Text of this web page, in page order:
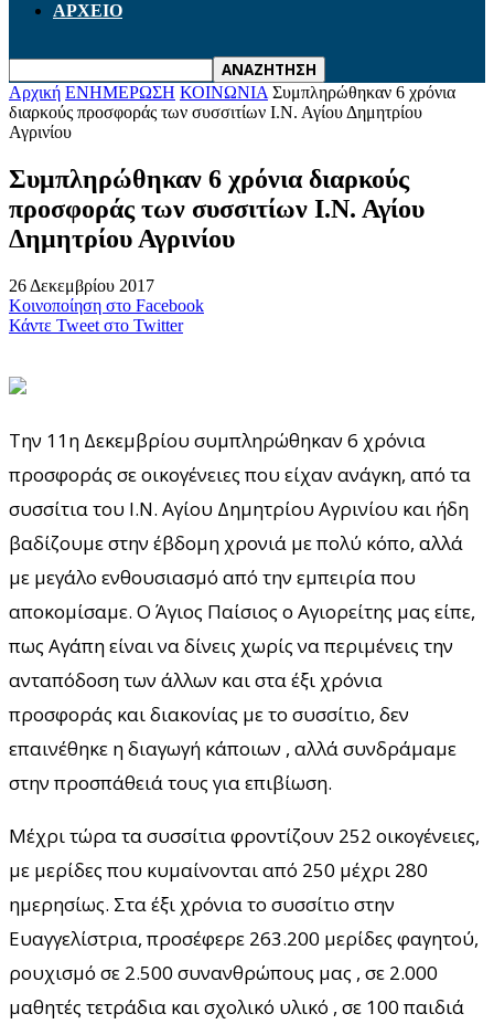
ΑΡΧΕΙΟ
Αρχική ΕΝΗΜΕΡΩΣΗ ΚΟΙΝΩΝΙΑ Συμπληρώθηκαν 6 χρόνια
διαρκούς προσφοράς των συσσιτίων Ι.Ν. Αγίου Δημητρίου
Αγρινίου
Συμπληρώθηκαν 6 χρόνια διαρκούς
προσφοράς των συσσιτίων Ι.Ν. Αγίου
Δημητρίου Αγρινίου
26 Δεκεμβρίου 2017
Κοινοποίηση στο Facebook
Κάντε Tweet στο Twitter
Την 11η Δεκεμβρίου συμπληρώθηκαν 6 χρόνια
προσφοράς σε οικογένειες που είχαν ανάγκη, από τα
συσσίτια του Ι.Ν. Αγίου Δημητρίου Αγρινίου και ήδη
βαδίζουμε στην έβδομη χρονιά με πολύ κόπο, αλλά
με μεγάλο ενθουσιασμό από την εμπειρία που
αποκομίσαμε. Ο Άγιος Παίσιος ο Αγιορείτης μας είπε,
πως Αγάπη είναι να δίνεις χωρίς να περιμένεις την
ανταπόδοση των άλλων και στα έξι χρόνια
προσφοράς και διακονίας με το συσσίτιο, δεν
επαινέθηκε η διαγωγή κάποιων , αλλά συνδράμαμε
στην προσπάθειά τους για επιβίωση.
Μέχρι τώρα τα συσσίτια φροντίζουν 252 οικογένειες,
με μερίδες που κυμαίνονται από 250 μέχρι 280
ημερησίως. Στα έξι χρόνια το συσσίτιο στην
Ευαγγελίστρια, προσέφερε 263.200 μερίδες φαγητού,
ρουχισμό σε 2.500 συνανθρώπους μας , σε 2.000
μαθητές τετράδια και σχολικό υλικό , σε 100 παιδιά